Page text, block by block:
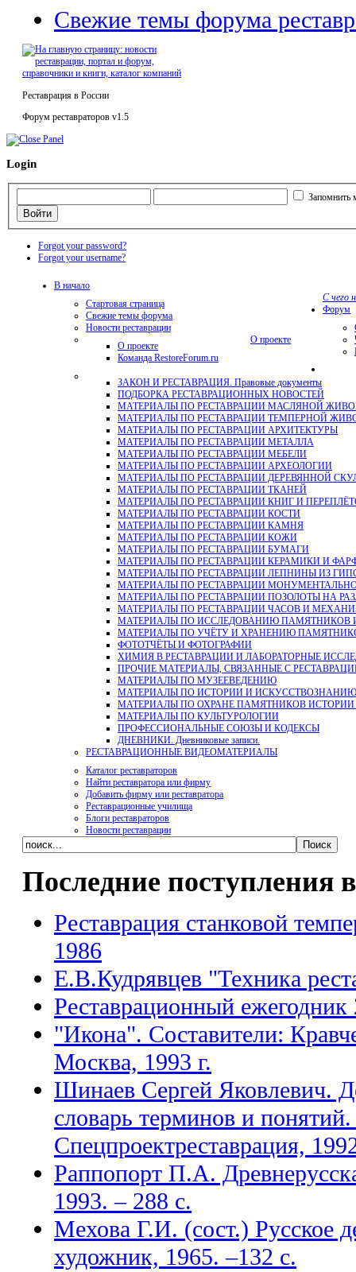
Свежие темы форума
Реставрация в России
Форум реставраторов v1.5
Login
Запомнить
Forgot your password?
Forgot your username?
В начало
С чего
Стартовая страница
Свежие темы форума
Новости реставрации
О проекте
О проекте
Команда RestoreForum.ru
Форум
ЗАКОН И РЕСТАВРАЦИЯ. Правовые документы
ПОДБОРКА РЕСТАВРАЦИОННЫХ НОВОСТЕЙ
МАТЕРИАЛЫ ПО РЕСТАВРАЦИИ МАСЛЯНОЙ
МАТЕРИАЛЫ ПО РЕСТАВРАЦИИ ТЕМПЕРНОЙ
МАТЕРИАЛЫ ПО РЕСТАВРАЦИИ АРХИТЕКТУРЫ
МАТЕРИАЛЫ ПО РЕСТАВРАЦИИ МЕТАЛЛА
МАТЕРИАЛЫ ПО РЕСТАВРАЦИИ МЕБЕЛИ
МАТЕРИАЛЫ ПО РЕСТАВРАЦИИ АРХЕОЛОГИИ
МАТЕРИАЛЫ ПО РЕСТАВРАЦИИ ДЕРЕВЯННОЙ
МАТЕРИАЛЫ ПО РЕСТАВРАЦИИ ТКАНЕЙ
МАТЕРИАЛЫ ПО РЕСТАВРАЦИИ КНИГ И
МАТЕРИАЛЫ ПО РЕСТАВРАЦИИ КОСТИ
МАТЕРИАЛЫ ПО РЕСТАВРАЦИИ КАМНЯ
МАТЕРИАЛЫ ПО РЕСТАВРАЦИИ КОЖИ
МАТЕРИАЛЫ ПО РЕСТАВРАЦИИ БУМАГИ
МАТЕРИАЛЫ ПО РЕСТАВРАЦИИ КЕРАМИКИ И
МАТЕРИАЛЫ ПО РЕСТАВРАЦИИ ЛЕПНИНЫ ИЗ ГИПСА
МАТЕРИАЛЫ ПО РЕСТАВРАЦИИ
МАТЕРИАЛЫ ПО РЕСТАВРАЦИИ ПОЗОЛОТЫ НА
МАТЕРИАЛЫ ПО РЕСТАВРАЦИИ ЧАСОВ И
МАТЕРИАЛЫ ПО ИССЛЕДОВАНИЮ ПАМЯТНИКОВ
МАТЕРИАЛЫ ПО УЧЁТУ И ХРАНЕНИЮ
ФОТОТЧЁТЫ И ФОТОГРАФИИ
ХИМИЯ В РЕСТАВРАЦИИ И ЛАБОРАТОРНЫЕ
ПРОЧИЕ МАТЕРИАЛЫ, СВЯЗАННЫЕ С
МАТЕРИАЛЫ ПО МУЗЕЕВЕДЕНИЮ
МАТЕРИАЛЫ ПО ИСТОРИИ И ИСКУССТВОЗНАНИЮ
МАТЕРИАЛЫ ПО ОХРАНЕ ПАМЯТНИКОВ ИСТОРИИ
МАТЕРИАЛЫ ПО КУЛЬТУРОЛОГИИ
ПРОФЕССИОНАЛЬНЫЕ СОЮЗЫ И КОДЕКСЫ
ДНЕВНИКИ. Дневниковые записи.
РЕСТАВРАЦИОННЫЕ ВИДЕОМАТЕРИАЛЫ
Каталог реставраторов
Найти реставратора или фирму
Добавить фирму или реставратора
Реставрационные училища
Блоги реставраторов
Новости реставрации
Последние поступления
Реставрация станковой
1986
Е.В.Кудрявцев "Техника
Реставрационный ежегодник
"Икона". Составители:
Москва, 1993 г.
Шинаев Сергей Яковлевич.
словарь терминов и
Спецпроектреставрация,
Раппопорт П.А.
1993. – 288 с.
Мехова Г.И. (сост.) Русское
художник, 1965. –132 с.